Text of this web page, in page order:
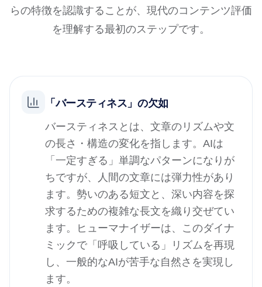
らの特徴を認識することが、現代のコンテンツ評価
を理解する最初のステップです。
「バースティネス」の欠如
バースティネスとは、文章のリズムや文
の長さ・構造の変化を指します。AIは
「一定すぎる」単調なパターンになりが
ちですが、人間の文章には弾力性があり
ます。勢いのある短文と、深い内容を探
求するための複雑な長文を織り交ぜてい
ます。ヒューマナイザーは、このダイナ
ミックで「呼吸している」リズムを再現
し、一般的なAIが苦手な自然さを実現し
ます。